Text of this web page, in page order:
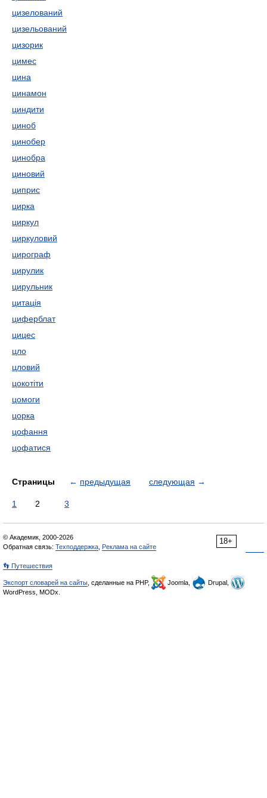
цизелований
цизельований
цизорик
цимес
цина
цинамон
циндити
циноб
цинобер
цинобра
циновий
циприс
цирка
циркул
циркуловий
цирограф
цирулик
цирульник
цитація
циферблат
цицес
цло
цловий
цокотіти
цомоги
цорка
цофання
цофатися
Страницы ← предыдущая следующая →
1 2 3
18+
© Академик, 2000-2026
Обратная связь: Техподдержка Реклама на сайте
👣 Путешествия
Экспорт словарей на сайты , сделанные на PHP, Joomla,
Drupal,
WordPress, MODx.